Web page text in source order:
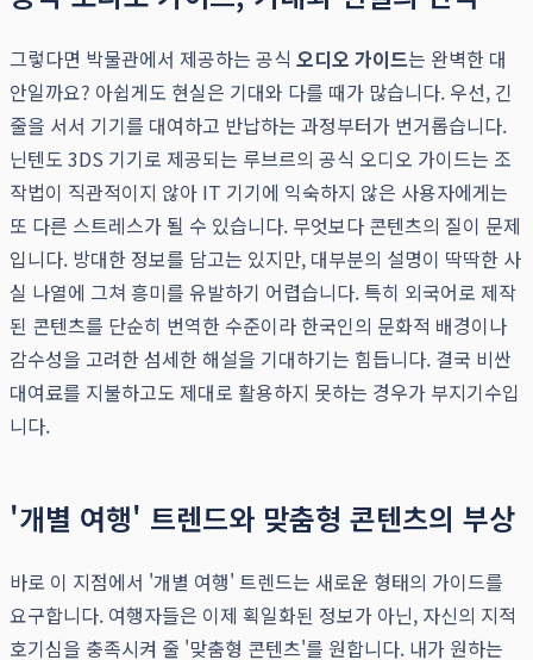
그렇다면 박물관에서 제공하는 공식 오디오 가이드는 완벽한 대
안일까요? 아쉽게도 현실은 기대와 다를 때가 많습니다. 우선, 긴
줄을 서서 기기를 대여하고 반납하는 과정부터가 번거롭습니다.
닌텐도 3DS 기기로 제공되는 루브르의 공식 오디오 가이드는 조
작법이 직관적이지 않아 IT 기기에 익숙하지 않은 사용자에게는
또 다른 스트레스가 될 수 있습니다. 무엇보다 콘텐츠의 질이 문제
입니다. 방대한 정보를 담고는 있지만, 대부분의 설명이 딱딱한 사
실 나열에 그쳐 흥미를 유발하기 어렵습니다. 특히 외국어로 제작
된 콘텐츠를 단순히 번역한 수준이라 한국인의 문화적 배경이나
감수성을 고려한 섬세한 해설을 기대하기는 힘듭니다. 결국 비싼
대여료를 지불하고도 제대로 활용하지 못하는 경우가 부지기수입
니다.
'개별 여행' 트렌드와 맞춤형 콘텐츠의 부상
바로 이 지점에서 '개별 여행' 트렌드는 새로운 형태의 가이드를
요구합니다. 여행자들은 이제 획일화된 정보가 아닌, 자신의 지적
호기심을 충족시켜 줄 '맞춤형 콘텐츠'를 원합니다. 내가 원하는